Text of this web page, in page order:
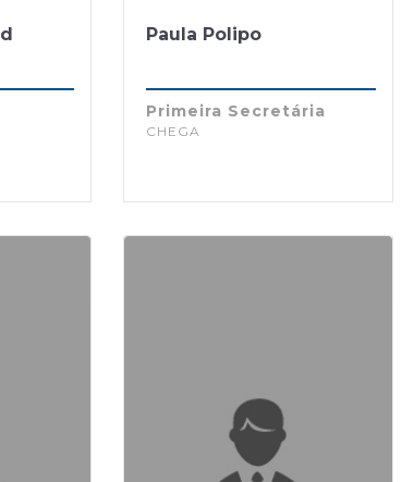
Paula Polipo
Primeira Secretária
CHEGA